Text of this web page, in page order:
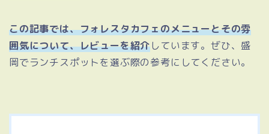
この記事では、フォレスタカフェのメニューとその雰
囲気について、レビューを紹介しています。ぜひ、盛
岡でランチスポットを選ぶ際の参考にしてください。